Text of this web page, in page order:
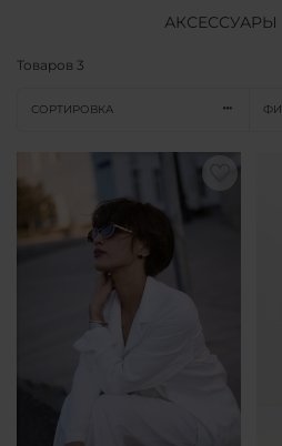
АКСЕССУАРЫ
Товаров 3
СОРТИРОВКА